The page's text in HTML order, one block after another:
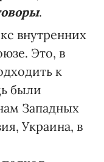
.
внутренних
Это, в
к
были
Западных
Украина, в